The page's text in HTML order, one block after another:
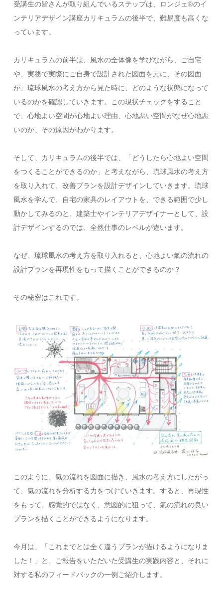
受講生の皆さんが取り組んでいるステップは、ロンジェ®️のイ
ンテリアデザイン講座カリキュラムの後半で、難易度も高くな
っています。
カリキュラムの前半は、風水の全体像を学びながら、ご自宅
や、実務で実際にご自身で設計された図面を元に、その図面
が、琉球風水の考え方から見た時に、どのような状態になって
いるのかを確認していきます。この現状チェックをすること
で、心地よい空間が心地よい理由、心地悪い空間がなぜ心地悪
いのか、その原因がわかります。
そして、カリキュラムの後半では、「どうしたら心地よい空間
をつくることができるのか」と考えながら、琉球風水の考え方
を取り入れて、改善プランを設計デザインしていきます。琉球
風水を学んで、自宅の家具のレイアウトを、できる範囲で少し
動かしてみるのと、建築士やインテリアデザイナーとして、設
計デザインするのでは、全然仕事のレベルが違います。
なぜ、琉球風水の考え方を取り入れると、心地よい氣の流れの
設計プランを再現性をもって描くことができるのか？
その秘密はこれです。
このように、氣の流れを図面に描き、風水の考え方にしたがっ
て、氣の流れを分析する力をつけていきます。すると、再現性
をもって、感覚的ではなく、意図的に狙って、氣の流れの良い
プランを描くことができるようになります。
今月は、「これまでとは全く違うプランが描けるようになりま
した！」と、ご報告をいただいた受講生の実践内容と、それに
対する私のフィードバックの一例ご紹介します。